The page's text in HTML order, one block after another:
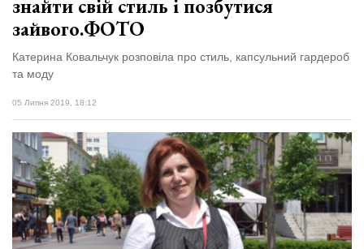
знайти свій стиль і позбутися
зайвого.ФОТО
Катерина Ковальчук розповіла про стиль, капсульний гардероб
та моду
05 Липня 2019, 18:12